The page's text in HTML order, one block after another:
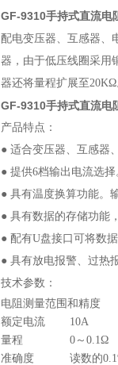
GF-9310手持式直流电
配电变压器、互感器、
器，由于低压线圈采用
器还将量程扩展至
GF-9310手持式直流电
产品特点：
● 适合变压器、互感器
● 提供6档输出电流选择
● 具有温度换算功能。
● 具有数据的存储功能
● 配有U盘接口可将数
● 具有放电报警、过热
技术参数：
电阻测量范围和精度
额定电流
10A
量程
0～0.1Ω
准确度
读数的